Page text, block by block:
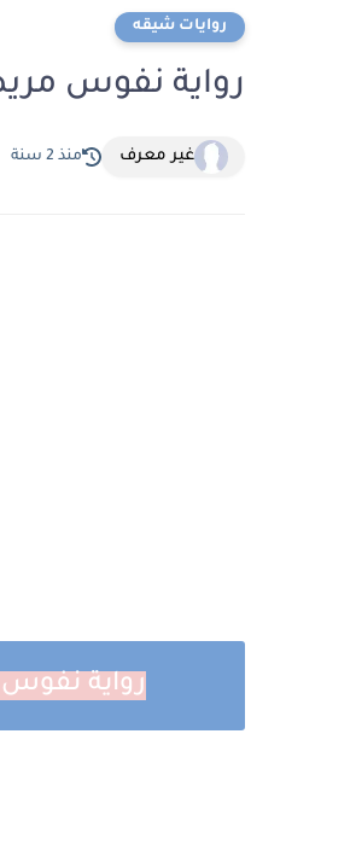
روايات شيقه
رواية نفوس مريضة
غير معرف منذ 2 سنة
رواية نفوس